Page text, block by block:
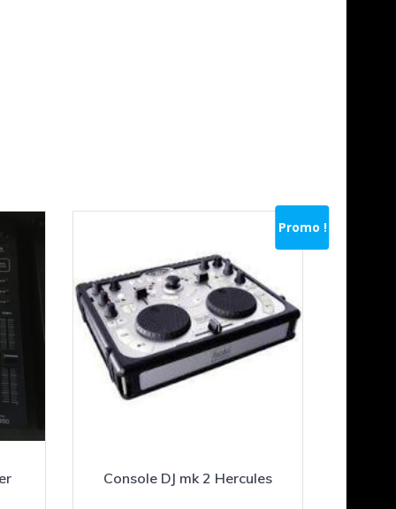
Promo !
Console DJ mk 2 Hercules